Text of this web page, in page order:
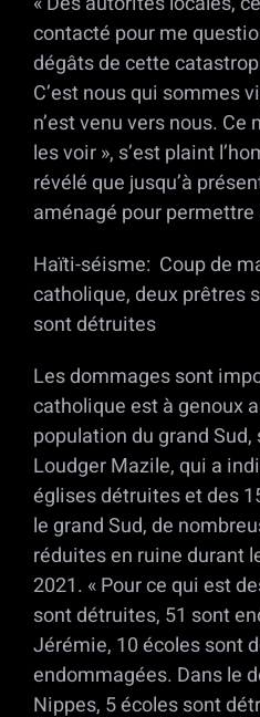
contacté pour me
dégâts de cette
C’est nous qui sommes
n’est venu vers nous. Ce
les voir », s’est plaint
révélé que jusqu’à
aménagé pour
Haïti-séisme: Coup de
catholique, deux prêtres
sont détruites
Les dommages sont
catholique est à genoux
population du grand Sud,
Loudger Mazile, qui a
églises détruites et des
le grand Sud, de
réduites en ruine durant
2021. « Pour ce qui est
sont détruites, 51 sont
Jérémie, 10 écoles sont
endommagées. Dans le
Nippes, 5 écoles sont